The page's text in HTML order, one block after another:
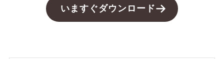
いますぐダウンロード